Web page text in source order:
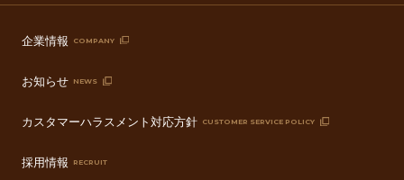
企業情報 COMPANY
お知らせ NEWS
カスタマーハラスメント対応方針 CUSTOMER SERVICE POLICY
採用情報 RECRUIT